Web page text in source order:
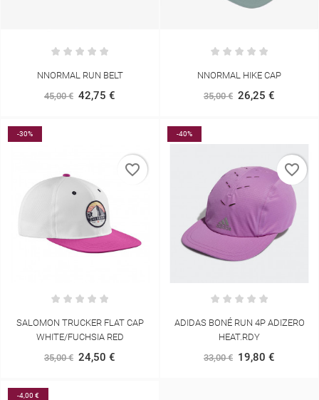
NNORMAL RUN BELT
45,00 € 42,75 €
NNORMAL HIKE CAP
35,00 € 26,25 €
-30%
SALOMON TRUCKER FLAT CAP
WHITE/FUCHSIA RED
35,00 € 24,50 €
favorite_border
-40%
ADIDAS BONÉ RUN 4P ADIZERO
HEAT.RDY
33,00 € 19,80 €
favorite_border
-4,00 €